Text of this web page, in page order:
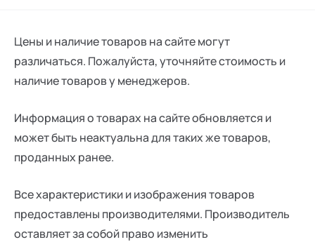
Цены и наличие товаров на сайте могут
различаться. Пожалуйста, уточняйте стоимость и
наличие товаров у менеджеров.
Информация о товарах на сайте обновляется и
может быть неактуальна для таких же товаров,
проданных ранее.
Все характеристики и изображения товаров
предоставлены производителями. Производитель
оставляет за собой право изменить